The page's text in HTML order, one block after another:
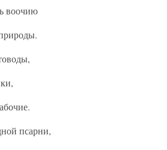
воочию
псарни,